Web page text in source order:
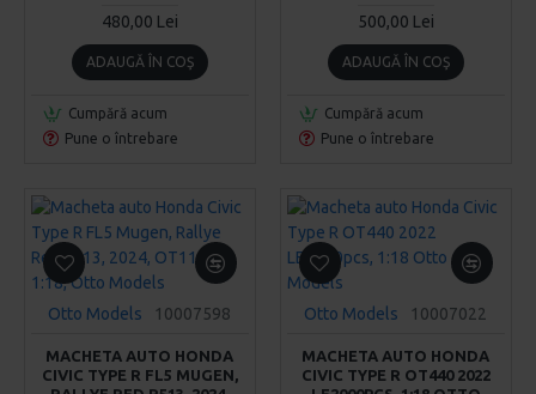
480,00 Lei
ADAUGĂ ÎN COŞ
Cumpără acum
Pune o întrebare
500,00 Lei
ADAUGĂ ÎN COŞ
Cumpără acum
Pune o întrebare
Otto Models 10007598
MACHETA AUTO HONDA
CIVIC TYPE R FL5 MUGEN,
Otto Models 10007022
MACHETA AUTO HONDA
CIVIC TYPE R OT440 2022